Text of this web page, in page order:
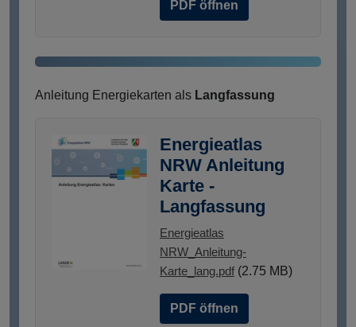
PDF öffnen
Anleitung Energiekarten als Langfassung
Energieatlas
NRW Anleitung
Karte -
Langfassung
Energieatlas
NRW_Anleitung-
Karte_lang.pdf (2.75 MB)
PDF öffnen